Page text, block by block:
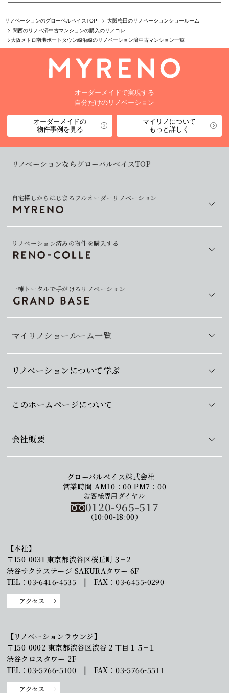
リノベーションのグローベルベイスTOP
大阪梅田のリノベーションショールーム
関西のリノベ済中古マンションの購入のリノコレ
大阪メトロ南港ポートタウン線沿線のリノベーション済中古マンション一覧
オーダーメイドで実現する
自分だけのリノベーション
オーダーメイドの
物件事例を見る
マイリノについて
もっと詳しく
リノベーションならグローバルベイスTOP
自宅探しからはじまるフルオーダーリノベーション
マイリノショールーム一覧
リノベーション済みの物件を購入する
一棟トータルで手がけるリノベーション
リノベーションについて学ぶ
このホームページについて
会社概要
グローバルベイス株式会社
営業時間 AM10：00-PM7：00
お客様専用ダイヤル
0120-965-517
（10:00-18:00）
【本社】
〒150-0031 東京都渋谷区桜丘町３−２
渋谷サクラステージ SAKURAタワー 6F
TEL：03-6416-4535 | FAX：03-6455-0290
アクセス
【リノベーションラウンジ】
〒150-0002 東京都渋谷区渋谷２丁目１５−１
渋谷クロスタワー 2F
TEL：03-5766-5100 | FAX：03-5766-5511
アクセス